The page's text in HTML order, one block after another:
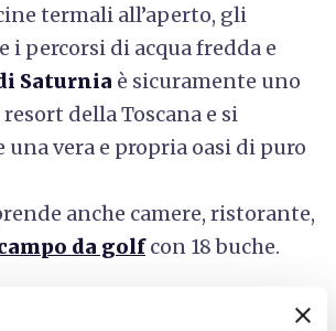
termali all’aperto, gli
i percorsi di acqua fredda e
Saturnia è sicuramente uno
della Toscana e si
una vera e propria oasi di puro
anche camere, ristorante,
da golfcon 18 buche.